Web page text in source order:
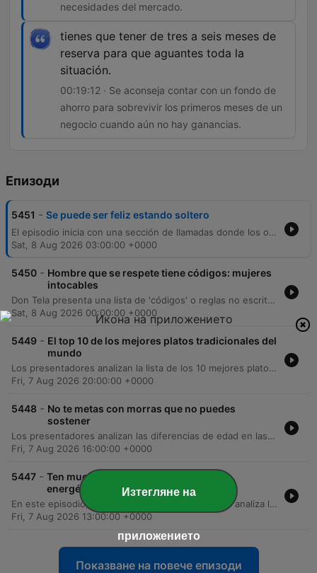
necesidades del mercado.
tienes que tener de tres a seis meses de
reserva para que aguantes toda la
situación.
00:19:12 · Se aconseja contar con un fondo de
ahorro para sobrevivir los primeros meses de un
negocio cuando aún no hay ganancias.
Епизоди
5451 - Se puede ser feliz estando soltero
El episodio inicia con una sección de llamadas donde los oyentes reflexionan sobre la felicidad en la soltería y comparten sus experiencias personales respecto a las relaciones actuales. Posteriormente, un experto en finanzas analiza ideas de negocios rentables, destacando la importancia de la innovación, la diferenciación y el uso de la nostalgia en el comercio. Además, se discuten estrategias financieras para emprendedores, como la necesidad de contar con reservas económicas para los primeros meses de operación y la búsqueda de propuestas gastronómicas únicas que eviten la saturación del mercado.
Sat, 8 Aug 2026 03:00:00 +0000
5450 - Hombre que se respete tiene códigos: mujeres
intocables
Don Tela presenta una lista de 'códigos' o reglas no escritas que un 'cavernícola de código' debe seguir para mantener su reputación, debatiendo sobre la importancia de evitar relaciones con familiares, exnovias de amigos o compañeras de trabajo. Posteriormente, los locutores comentan un drama familiar viral en redes sociales, donde una influencer reveló una infidelidad para vengarse de las burlas. La conversación reflexiona sobre la falta de privacidad y el peligro de compartir secretos con quienes convierten la vida ajena en contenido mediático.
Sat, 8 Aug 2026 00:00:00 +0000
5449 - El top 10 de los mejores platos tradicionales del
mundo
Los presentadores analizan la lista de los 10 mejores platos tradicionales del mundo publicada por Taste Atlas, recorriendo diversos países como Perú, Turquía, Irán, Tailandia, China y Portugal. El episodio revela la decepción de que México no figure en el top 10, siendo el primer lugar ocupado por el curry japonés. Además, se anuncia la nominación del podcast a los Premios Juventud y se presenta una sección de bromas donde un integrante finge ser un brujo que ofrece servicios de limpieza espiritual para camiones de carga.
Fri, 7 Aug 2026 20:00:00 +0000
5448 - No te metas con morras que no puedes
sostener
Los presentadores analizan las diferencias de edad en las parejas tras observar un video de un hombre mayor que se lesiona al intentar cargar a una mujer joven. La conversación también aborda la defensa del éxito y la apariencia de Georgina Rodríguez frente a las críticas, así como las nuevas tendencias de videos de Salma Hayek y anécdotas personales sobre accidentes automovilísticos.
Fri, 7 Aug 2026 16:00:00 +0000
5447 - Ten mucho cuidado con los portales
energéticos
En este episodio, el experto esotérico José Isaías analiza los portales energéticos positivos y negativos, advirtiendo sobre los peligros de las invocaciones improvisadas y compartiendo rituales para aprovechar la abundancia del portal 8-8. Posteriormente, Carlitos Guamán aborda la importancia de contar con un plan financiero sólido para evitar decisiones emocionales y asegurar una estrategia adecuada para la jubilación y la protección de propiedades.
Fri, 7 Aug 2026 13:00:00 +0000
Показване на повече епизоди
Изтегляне на
приложението